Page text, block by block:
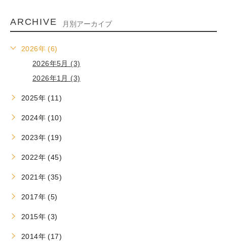
ARCHIVE 月別アーカイブ
2026年 (6)
2026年5月 (3)
2026年1月 (3)
2025年 (11)
2024年 (10)
2023年 (19)
2022年 (45)
2021年 (35)
2017年 (5)
2015年 (3)
2014年 (17)